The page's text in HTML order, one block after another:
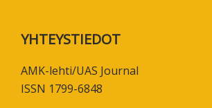
Footer
YHTEYSTIEDOT
AMK-lehti/UAS Journal
ISSN 1799-6848